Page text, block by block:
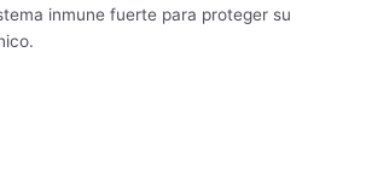
inmune fuerte para proteger su